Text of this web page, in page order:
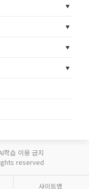
학습 이용 금지
reserved
사이트맵